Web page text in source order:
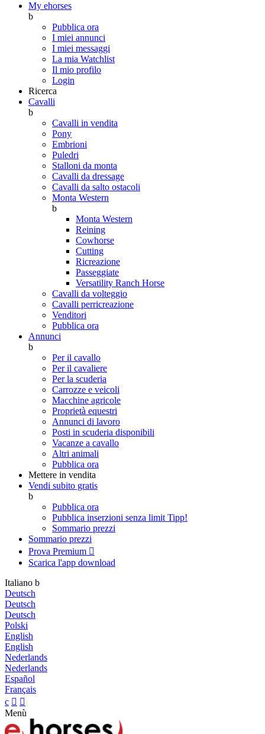
My ehorses
b
Pubblica ora
I miei annunci
I miei messaggi
La mia Watchlist
Il mio profilo
Login
Ricerca
Cavalli
b
Cavalli in vendita
Pony
Embrioni
Puledri
Stalloni da monta
Cavalli da dressage
Cavalli da salto ostacoli
Monta Western
b
Monta Western
Reining
Cowhorse
Cutting
Ricreazione
Passeggiate
Versatility Ranch Horse
Cavalli da volteggio
Cavalli perricreazione
Venditori
Pubblica ora
Annunci
b
Per il cavallo
Per il cavaliere
Per la scuderia
Carrozze e veicoli
Macchine agricole
Proprietà equestri
Annunci di lavoro
Posti in scuderia disponibili
Vacanze a cavallo
Altri animali
Pubblica ora
Mettere in vendita
Vendi subito gratis
b
Pubblica ora
Pubblica inserzioni senza limit Tipp!
Sommario prezzi
Sommario prezzi
Prova Premium 
Scarica l'app download
Italiano b
Deutsch
Deutsch
Deutsch
Polski
English
English
Nederlands
Nederlands
Español
Français
c  
Menù